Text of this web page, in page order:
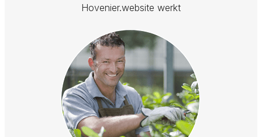
Hovenier.website werkt